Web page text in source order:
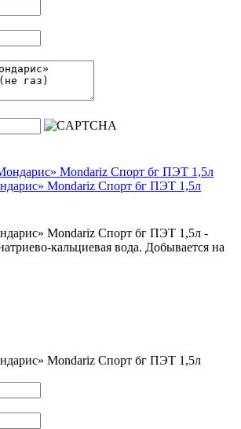
Mondariz Спорт бг ПЭТ 1,5л
Mondariz Спорт бг ПЭТ 1,5л -
кальциевая вода. Добывается на
Mondariz Спорт бг ПЭТ 1,5л